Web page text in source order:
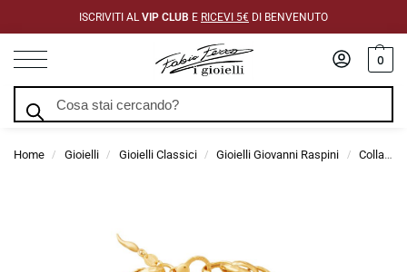
ISCRIVITI AL VIP CLUB E RICEVI 5€ DI BENVENUTO
0
Home / Gioielli / Gioielli Classici / Gioielli Giovanni Raspini / Collane Giovanni Raspini